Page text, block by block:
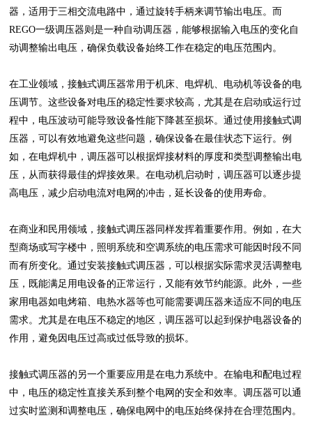
器，适用于三相交流电路中，通过旋转手柄来调节输出电压。而
REGO一级调压器则是一种自动调压器，能够根据输入电压的变化自
动调整输出电压，确保负载设备始终工作在稳定的电压范围内。
在工业领域，接触式调压器常用于机床、电焊机、电动机等设备的电
压调节。这些设备对电压的稳定性要求较高，尤其是在启动或运行过
程中，电压波动可能导致设备性能下降甚至损坏。通过使用接触式调
压器，可以有效地避免这些问题，确保设备在最佳状态下运行。例
如，在电焊机中，调压器可以根据焊接材料的厚度和类型调整输出电
压，从而获得最佳的焊接效果。在电动机启动时，调压器可以逐步提
高电压，减少启动电流对电网的冲击，延长设备的使用寿命。
在商业和民用领域，接触式调压器同样发挥着重要作用。例如，在大
型商场或写字楼中，照明系统和空调系统的电压需求可能因时段不同
而有所变化。通过安装接触式调压器，可以根据实际需求灵活调整电
压，既能满足用电设备的正常运行，又能有效节约能源。此外，一些
家用电器如电烤箱、电热水器等也可能需要调压器来适应不同的电压
需求。尤其是在电压不稳定的地区，调压器可以起到保护电器设备的
作用，避免因电压过高或过低导致的损坏。
接触式调压器的另一个重要应用是在电力系统中。在输电和配电过程
中，电压的稳定性直接关系到整个电网的安全和效率。调压器可以通
过实时监测和调整电压，确保电网中的电压始终保持在合理范围内。